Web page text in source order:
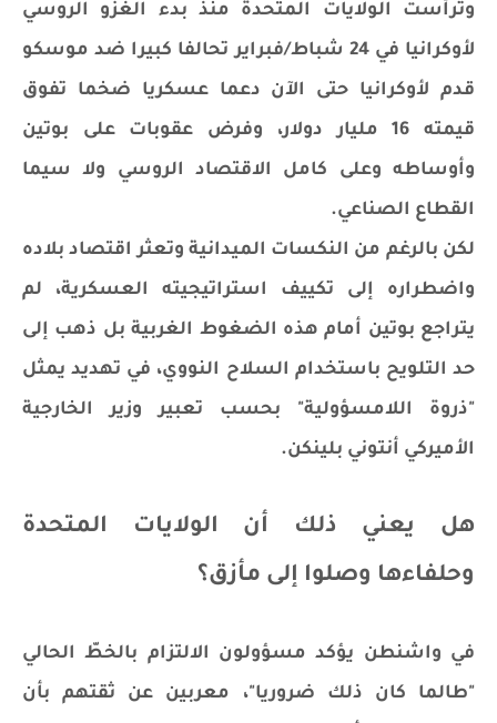
وترأست الولايات المتحدة منذ بدء الغزو الروسي
لأوكرانيا في 24 شباط/فبراير تحالفا كبيرا ضد موسكو
قدم لأوكرانيا حتى الآن دعما عسكريا ضخما تفوق
قيمته 16 مليار دولار، وفرض عقوبات على بوتين
وأوساطه وعلى كامل الاقتصاد الروسي ولا سيما
القطاع الصناعي.
لكن بالرغم من النكسات الميدانية وتعثر اقتصاد بلاده
واضطراره إلى تكييف استراتيجيته العسكرية، لم
يتراجع بوتين أمام هذه الضغوط الغربية بل ذهب إلى
حد التلويح باستخدام السلاح النووي، في تهديد يمثل
"ذروة اللامسؤولية" بحسب تعبير وزير الخارجية
الأميركي أنتوني بلينكن.
هل يعني ذلك أن الولايات المتحدة
وحلفاءها وصلوا إلى مأزق؟
في واشنطن يؤكد مسؤولون الالتزام بالخطّ الحالي
"طالما كان ذلك ضروريا"، معربين عن ثقتهم بأن